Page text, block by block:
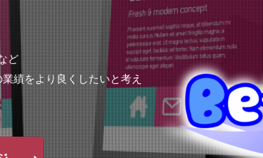
ど
績をより良くしたいと考え